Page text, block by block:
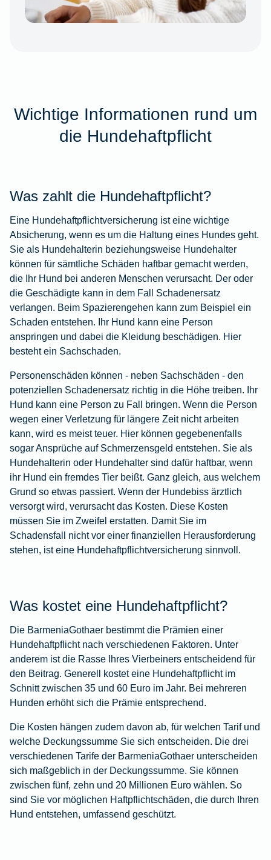
Wichtige Informationen rund um
die Hundehaftpflicht
Was zahlt die Hundehaftpflicht?
Eine Hundehaftpflichtversicherung ist eine wichtige
Absicherung, wenn es um die Haltung eines Hundes geht.
Sie als Hundehalterin beziehungsweise Hundehalter
können für sämtliche Schäden haftbar gemacht werden,
die Ihr Hund bei anderen Menschen verursacht. Der oder
die Geschädigte kann in dem Fall Schadenersatz
verlangen. Beim Spazierengehen kann zum Beispiel ein
Schaden entstehen. Ihr Hund kann eine Person
anspringen und dabei die Kleidung beschädigen. Hier
besteht ein Sachschaden.
Personenschäden können - neben Sachschäden - den
potenziellen Schadenersatz richtig in die Höhe treiben. Ihr
Hund kann eine Person zu Fall bringen. Wenn die Person
wegen einer Verletzung für längere Zeit nicht arbeiten
kann, wird es meist teuer. Hier können gegebenenfalls
sogar Ansprüche auf Schmerzensgeld entstehen. Sie als
Hundehalterin oder Hundehalter sind dafür haftbar, wenn
ihr Hund ein fremdes Tier beißt. Ganz gleich, aus welchem
Grund so etwas passiert. Wenn der Hundebiss ärztlich
versorgt wird, verursacht das Kosten. Diese Kosten
müssen Sie im Zweifel erstatten. Damit Sie im
Schadensfall nicht vor einer finanziellen Herausforderung
stehen, ist eine Hundehaftpflichtversicherung sinnvoll.
Was kostet eine Hundehaftpflicht?
Die BarmeniaGothaer bestimmt die Prämien einer
Hundehaftpflicht nach verschiedenen Faktoren. Unter
anderem ist die Rasse Ihres Vierbeiners entscheidend für
den Beitrag. Generell kostet eine Hundehaftpflicht im
Schnitt zwischen 35 und 60 Euro im Jahr. Bei mehreren
Hunden erhöht sich die Prämie entsprechend.
Die Kosten hängen zudem davon ab, für welchen Tarif und
welche Deckungssumme Sie sich entscheiden. Die drei
verschiedenen Tarife der BarmeniaGothaer unterscheiden
sich maßgeblich in der Deckungssumme. Sie können
zwischen fünf, zehn und 20 Millionen Euro wählen. So
sind Sie vor möglichen Haftpflichtschäden, die durch Ihren
Hund entstehen, umfassend geschützt.